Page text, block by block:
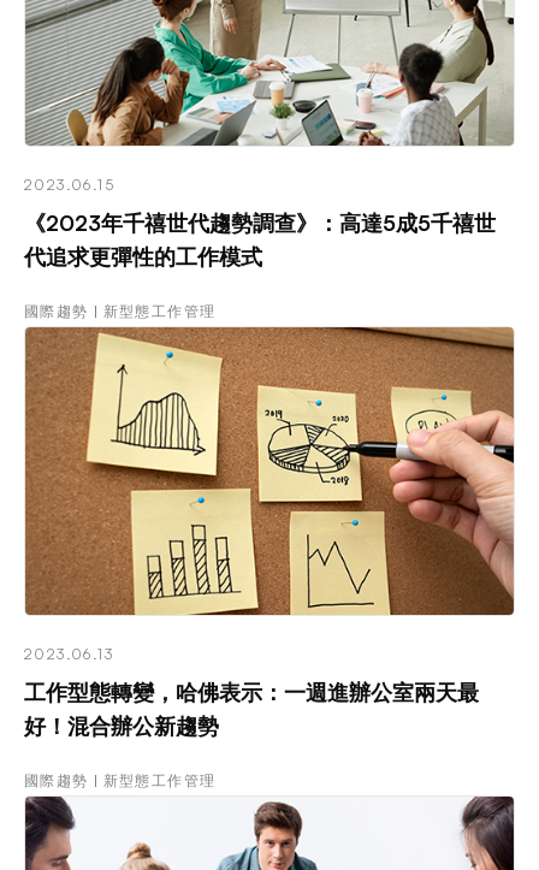
2023.06.15
《2023年千禧世代趨勢調查》：高達5成5千禧世
代追求更彈性的工作模式
國際趨勢 新型態工作管理
2023.06.13
工作型態轉變，哈佛表示：一週進辦公室兩天最
好！混合辦公新趨勢
國際趨勢 新型態工作管理